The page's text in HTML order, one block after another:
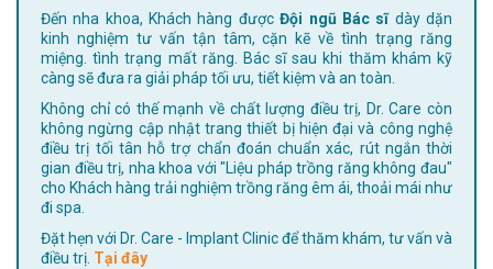
Đến nha khoa, Khách hàng đượcĐội ngũ Bác sĩdày dặn
kinh nghiệm tư vấn tận tâm, cặn kẽ về tình trạng răng
miệng. tình trạng mất răng. Bác sĩ sau khi thăm khám kỹ
càng sẽ đưa ra giải pháp tối ưu, tiết kiệm và an toàn.
Không chỉ có thế mạnh về chất lượng điều trị, Dr. Care còn
không ngừng cập nhật trang thiết bị hiện đại và công nghệ
điều trị tối tân hỗ trợ chẩn đoán chuẩn xác, rút ngắn thời
gian điều trị, nha khoa với "Liệu pháp trồng răng không đau"
cho Khách hàng trải nghiệm trồng răng êm ái, thoải mái như
đi spa.
Đặt hẹn với Dr. Care - Implant Clinic để thăm khám, tư vấn và
điều trị. Tại đây